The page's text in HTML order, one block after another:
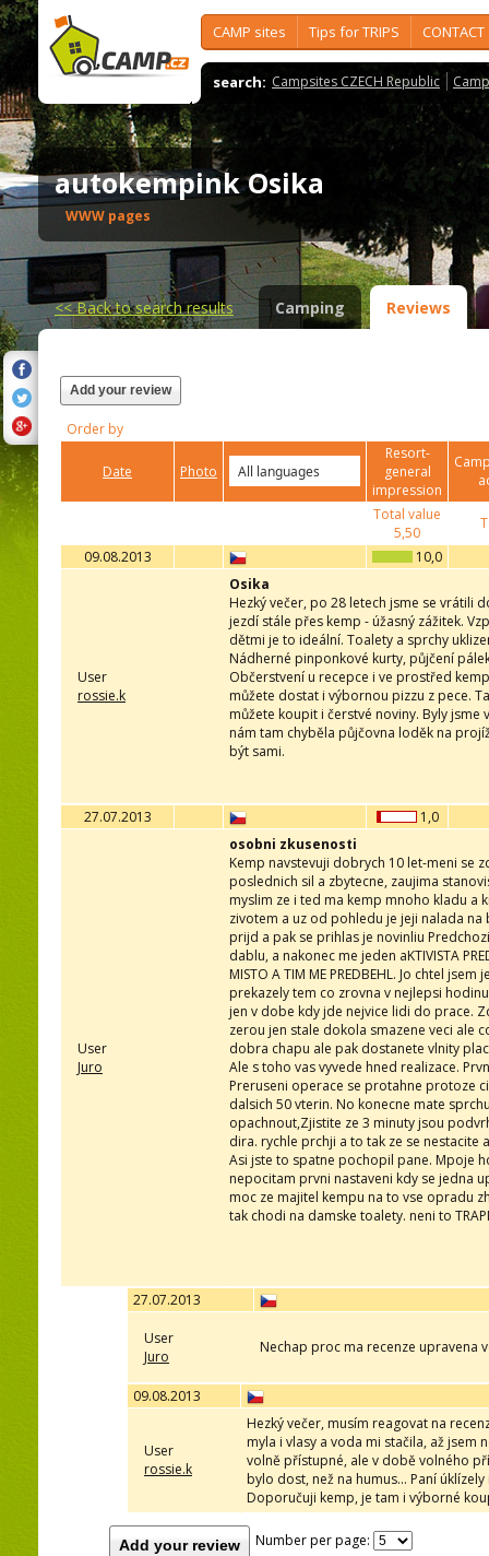
CAMP sites Tips for TRIPS CONTACT
search: Campsites CZECH Republic
autokempink Osika
WWW pages
<<Back to search results Camping Reviews
Add your review
Order by
Date Photo
Resort-
general
impression
Total value
5,50
09.08.2013
10,0
User
rossie.k
Osika
Hezký večer, po 28 letech jsme se vrátili
jezdí stále přes kemp - úžasný zážitek.
dětmi je to ideální. Toalety a sprchy
Nádherné pinponkové kurty, půjčení
Občerstvení u recepce i ve prostřed
můžete dostat i výbornou pizzu z pece.
můžete koupit i čerstvé noviny. Byly
nám tam chyběla půjčovna loděk na
být sami.
27.07.2013 1,0
User
Juro
osobni zkusenosti
Kemp navstevuji dobrych 10 let-meni se
poslednich sil a zbytecne, zaujima
myslim ze i ted ma kemp mnoho kladu a
zivotem a uz od pohledu je jeji nalada
prijd a pak se prihlas je novinliu
dablu, a nakonec me jeden aKTIVISTA
MISTO A TIM ME PREDBEHL. Jo chtel
prekazely tem co zrovna v nejlepsi
jen v dobe kdy jde nejvice lidi do prace.
zerou jen stale dokola smazene veci ale
dobra chapu ale pak dostanete vlnity
Ale s toho vas vyvede hned realizace.
Preruseni operace se protahne protoze
dalsich 50 vterin. No konecne mate
opachnout,Zjistite ze 3 minuty jsou
dira. rychle prchji a to tak ze se nestacite
Asi jste to spatne pochopil pane. Mpoje
nepocitam prvni nastaveni kdy se jedna
moc ze majitel kempu na to vse opradu
tak chodi na damske toalety. neni to
27.07.2013
User
Juro
Nechap proc ma recenze upravena
09.08.2013
User
rossie.k
Hezký večer, musím reagovat na
myla i vlasy a voda mi stačila, až jsem
volně přístupné, ale v době volného
bylo dost, než na humus... Paní
Doporučuji kemp, je tam i výborné
Add your review Number per page: